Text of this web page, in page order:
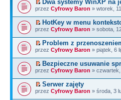
Dwa systemy WinXP na
przez Cyfrowy Baron » wtorek,
HotKey w menu
przez Cyfrowy Baron » sobota,
Problem z
przez Cyfrowy Baron » piątek, 6
Bezpieczne usuwanie
przez Cyfrowy Baron » czwartek,
Serwer zajęty
przez Cyfrowy Baron » środa, 3